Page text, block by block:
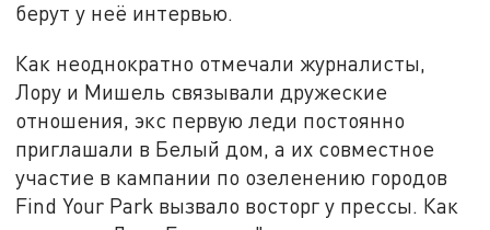
берут у неё интервью.
Как неоднократно отмечали журналисты,
Лору и Мишель связывали дружеские
отношения, экс первую леди постоянно
приглашали в Белый дом, а их совместное
участие в кампании по озеленению городов
Find Your Park вызвало восторг у прессы. Как